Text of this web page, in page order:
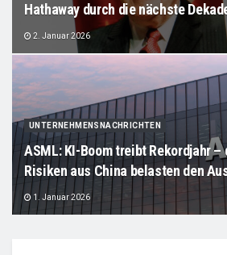
Hathaway durch die nächste
2. Januar 2026
UNTERNEHMENSNACHRICHTEN
ASML: KI-Boom treibt Rekordjahr
Risiken aus China belasten den
1. Januar 2026